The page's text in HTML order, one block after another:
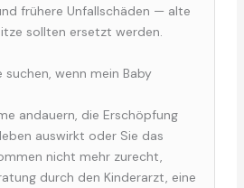
frühere Unfallschäden — alte
sollten ersetzt werden.
suchen, wenn mein Baby
andauern, die Erschöpfung
auswirkt oder Sie das
nicht mehr zurecht,
durch den Kinderarzt, eine